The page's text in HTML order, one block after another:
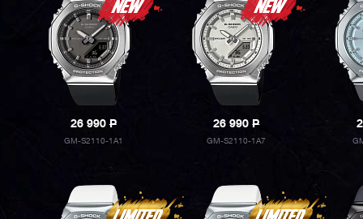
26 990P
GM-S2110-1A1
26 990P
GM-S2110-1A7